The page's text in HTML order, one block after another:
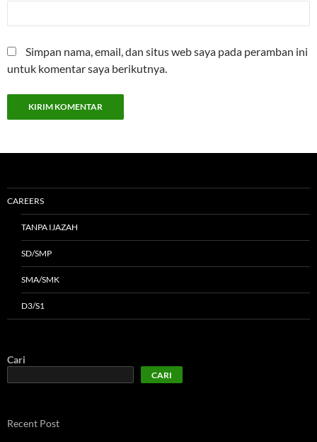
Simpan nama, email, dan situs web saya pada peramban ini
untuk komentar saya berikutnya.
CAREERS
TANPA IJAZAH
SD/SMP
SMA/SMK
D3/S1
Cari
CARI
Recent Post